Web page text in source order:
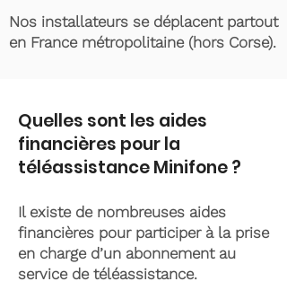
Nos installateurs se déplacent partout
en France métropolitaine (hors Corse).
Quelles sont les aides
financières pour la
téléassistance Minifone ?
Il existe de nombreuses aides
financières pour participer à la prise
en charge d’un abonnement au
service de téléassistance.